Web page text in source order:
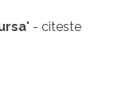
" - citeste